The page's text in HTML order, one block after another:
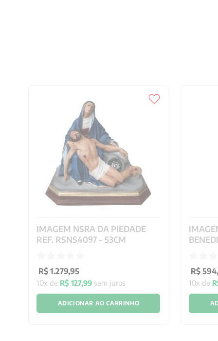
IMAGEM NSRA DA PIEDADE
REF. RSNS4097 - 53CM
R$ 1.279,95
10x de R$ 127,99 sem juros
ADICIONAR AO CARRINHO
R$ 594,
10x de